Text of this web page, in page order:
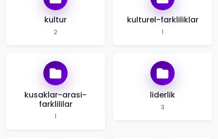
kultur
2
kulturel-farkliliklar
1
kusaklar-arasi-
farklililar
1
liderlik
3